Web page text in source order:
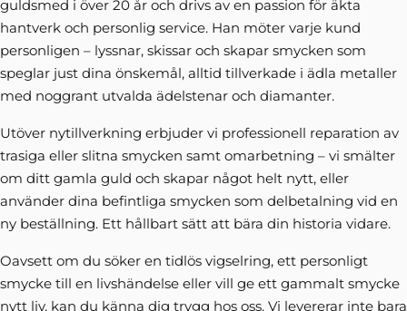
guldsmed i över 20 år och drivs av en passion för äkta
hantverk och personlig service. Han möter varje kund
personligen – lyssnar, skissar och skapar smycken som
speglar just dina önskemål, alltid tillverkade i ädla metaller
med noggrant utvalda ädelstenar och diamanter.
Utöver nytillverkning erbjuder vi professionell reparation av
trasiga eller slitna smycken samt omarbetning – vi smälter
om ditt gamla guld och skapar något helt nytt, eller
använder dina befintliga smycken som delbetalning vid en
ny beställning. Ett hållbart sätt att bära din historia vidare.
Oavsett om du söker en tidlös vigselring, ett personligt
smycke till en livshändelse eller vill ge ett gammalt smycke
nytt liv, kan du känna dig trygg hos oss. Vi levererar inte bara